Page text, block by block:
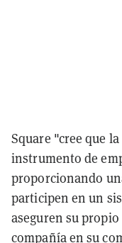
Square "cree que
instrumento de
proporcionando
participen en un
aseguren su
compañía en su